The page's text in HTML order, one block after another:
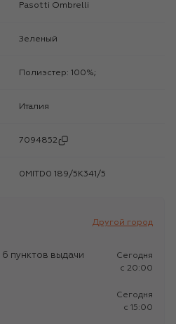
Pasotti Ombrelli
Зеленый
Полиэстер: 100%;
Италия
7094852
0MITD0 189/5K341/5
Другой город
пунктов выдачи
Сегодня
c 20:00
Сегодня
c 15:00